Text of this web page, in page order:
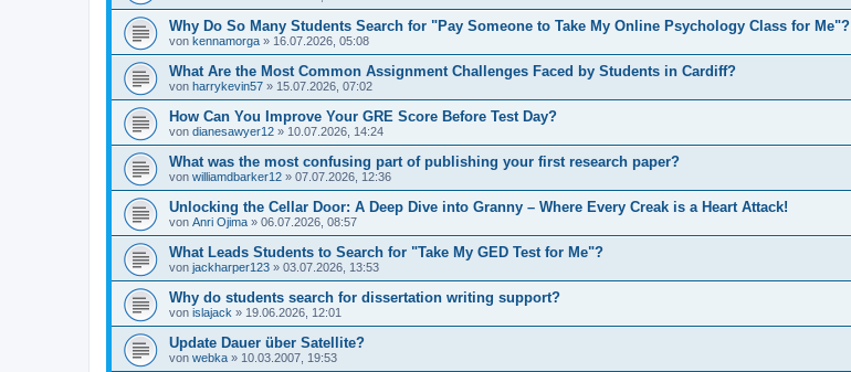
Why Do So Many Students Search for "Pay Someone to Take My Online Psychology Class for Me"?
von kennamorga » 16.07.2026, 05:08
What Are the Most Common Assignment Challenges Faced by Students in Cardiff?
von harrykevin57 » 15.07.2026, 07:02
How Can You Improve Your GRE Score Before Test Day?
von dianesawyer12 » 10.07.2026, 14:24
What was the most confusing part of publishing your first research paper?
von williamdbarker12 » 07.07.2026, 12:36
Unlocking the Cellar Door: A Deep Dive into Granny – Where Every Creak is a Heart Attack!
von Anri Ojima » 06.07.2026, 08:57
What Leads Students to Search for "Take My GED Test for Me"?
von jackharper123 » 03.07.2026, 13:53
Why do students search for dissertation writing support?
von islajack » 19.06.2026, 12:01
Update Dauer über Satellite?
von webka » 10.03.2007, 19:53